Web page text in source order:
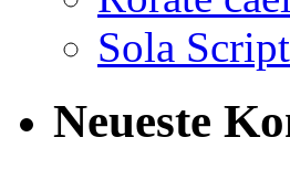
Sola
Neueste